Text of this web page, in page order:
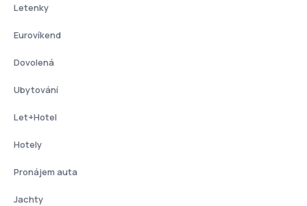
Letenky
Eurovíkend
Dovolená
Ubytování
Let+Hotel
Hotely
Pronájem auta
Jachty